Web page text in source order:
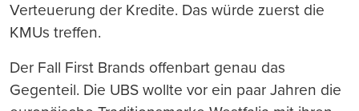
Verteuerung der Kredite. Das würde zuerst die
KMUs treffen.
Der Fall First Brands offenbart genau das
Gegenteil. Die UBS wollte vor ein paar Jahren die